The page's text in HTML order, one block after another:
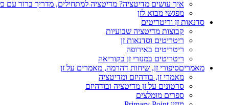
איך עושים מדיטציה? מדיטציה למתחילים, מדריך ברור עם
מפגשי מבוא לזן
סדנאות זן וריטריטים
קבוצות מדיטציה שבועיות
ריטריטים וסדנאות זן
ריטריטים באירופה
ריטריטים במנזרי זן בקוריאה
מאמריםסיפורי זן, שיחות דהרמה, מאמרים על זן
מאמרי זן, בודהיזם ומדיטציה
סרטונים על זן מדיטציה ובודהיזם
ספרים מומלצים